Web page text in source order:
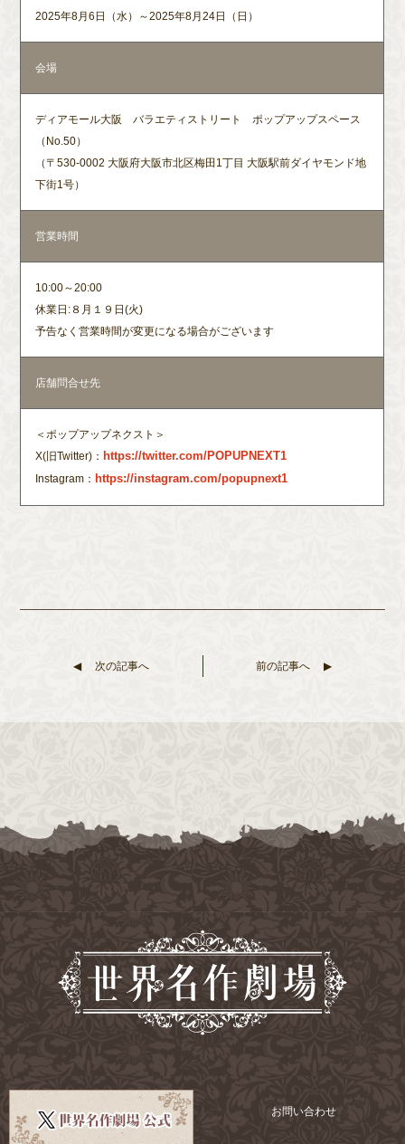
2025年8月6日（水）～2025年8月24日（日）
会場
ディアモール大阪 バラエティストリート ポップアップスペース
（No.50）
（〒530-0002 大阪府大阪市北区梅田1丁目 大阪駅前ダイヤモンド地
下街1号）
営業時間
10:00～20:00
休業日:８月１９日(火)
予告なく営業時間が変更になる場合がございます
店舗問合せ先
＜ポップアップネクスト＞
X(旧Twitter)：
Instagram：
https://instagram.com/popupnext1
次の記事へ 前の記事へ
お問い合わせ